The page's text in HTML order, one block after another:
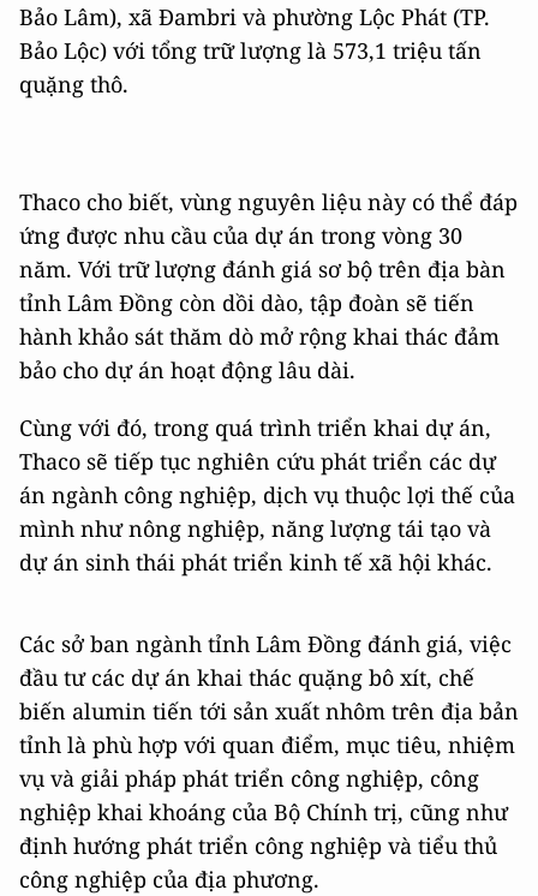
Bảo Lâm), xã Đambri và phường Lộc Phát (TP.
Bảo Lộc) với tổng trữ lượng là 573,1 triệu tấn
quặng thô.
Thaco cho biết, vùng nguyên liệu này có thể đáp
ứng được nhu cầu của dự án trong vòng 30
năm. Với trữ lượng đánh giá sơ bộ trên địa bàn
tỉnh Lâm Đồng còn dồi dào, tập đoàn sẽ tiến
hành khảo sát thăm dò mở rộng khai thác đảm
bảo cho dự án hoạt động lâu dài.
Cùng với đó, trong quá trình triển khai dự án,
Thaco sẽ tiếp tục nghiên cứu phát triển các dự
án ngành công nghiệp, dịch vụ thuộc lợi thế của
mình như nông nghiệp, năng lượng tái tạo và
dự án sinh thái phát triển kinh tế xã hội khác.
Các sở ban ngành tỉnh Lâm Đồng đánh giá, việc
đầu tư các dự án khai thác quặng bô xít, chế
biến alumin tiến tới sản xuất nhôm trên địa bản
tỉnh là phù hợp với quan điểm, mục tiêu, nhiệm
vụ và giải pháp phát triển công nghiệp, công
nghiệp khai khoáng của Bộ Chính trị, cũng như
định hướng phát triển công nghiệp và tiểu thủ
công nghiệp của địa phương.